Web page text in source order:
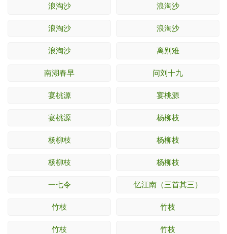
浪淘沙 浪淘沙
浪淘沙 浪淘沙
浪淘沙 离别难
南湖春早 问刘十九
宴桃源 宴桃源
宴桃源 杨柳枝
杨柳枝 杨柳枝
杨柳枝 杨柳枝
一七令 忆江南（三首其三）
竹枝 竹枝
竹枝 竹枝